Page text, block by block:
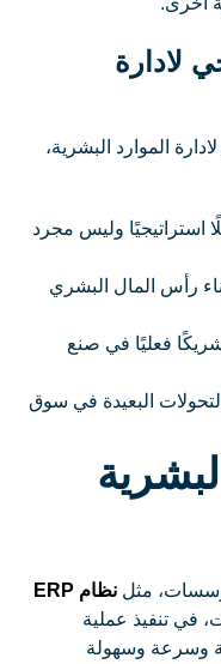
لادارة
الموارد البشرية،
استراتيجيًا وليس مجرد
رأس المال البشري
فعليًا في صنع
البعيدة في سوق
مثلنظام ERP
في تنفيذ عملية
وسرعة وسهولة